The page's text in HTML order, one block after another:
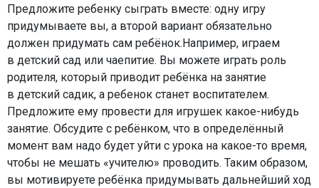
Предложите ребенку сыграть вместе: одну игру
придумываете вы, а второй вариант обязательно
должен придумать сам ребёнок.Например, играем
в детский сад или чаепитие. Вы можете играть роль
родителя, который приводит ребёнка на занятие
в детский садик, а ребенок станет воспитателем.
Предложите ему провести для игрушек какое-нибудь
занятие. Обсудите с ребёнком, что в определённый
момент вам надо будет уйти с урока на какое-то время,
чтобы не мешать «учителю» проводить. Таким образом,
вы мотивируете ребёнка придумывать дальнейший ход